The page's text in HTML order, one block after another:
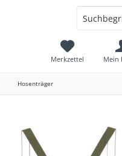
Merkzettel Mein
Hosenträger